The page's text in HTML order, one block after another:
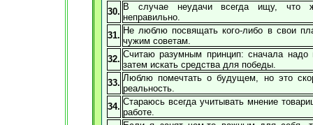
30. В случае неудачи всегда ищу, что
неправильно.
31. Не люблю посвящать кого-либо в свои
чужим советам.
32. Считаю разумным принцип: сначала надо
затем искать средства для победы.
33. Люблю помечтать о будущем, но это
реальность.
34. Стараюсь всегда учитывать мнение
работе.